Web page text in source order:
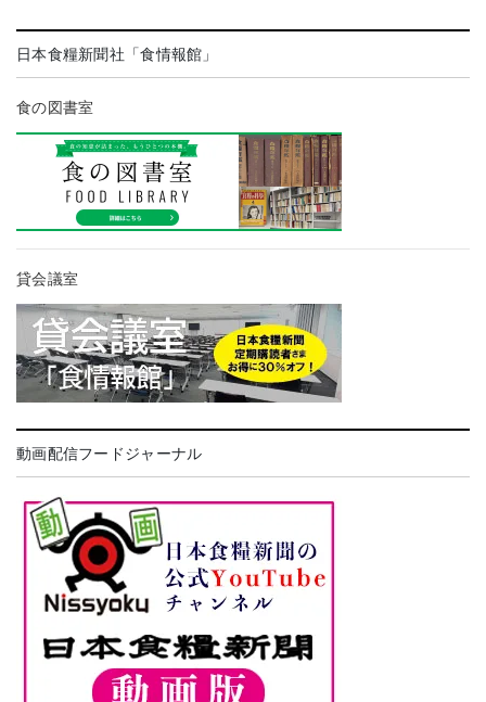
日本食糧新聞社「食情報館」
食の図書室
貸会議室
動画配信フードジャーナル